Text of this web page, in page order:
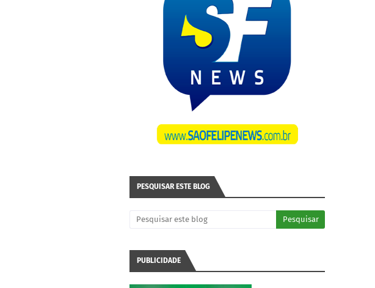
PESQUISAR ESTE BLOG
PUBLICIDADE